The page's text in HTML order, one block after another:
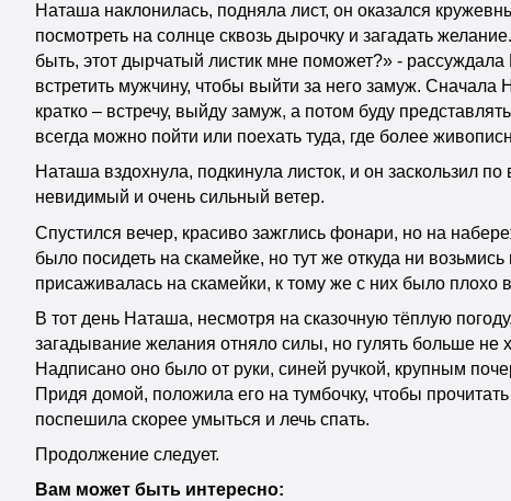
Наташа наклонилась, подняла лист, он оказался
посмотреть на солнце сквозь дырочку и загадать
быть, этот дырчатый листик мне поможет?» -
встретить мужчину, чтобы выйти за него замуж.
кратко – встречу, выйду замуж, а потом буду
всегда можно пойти или поехать туда, где более
Наташа вздохнула, подкинула листок, и он заскользил
невидимый и очень сильный ветер.
Спустился вечер, красиво зажглись фонари, но на
было посидеть на скамейке, но тут же откуда ни
присаживалась на скамейки, к тому же с них было
В тот день Наташа, несмотря на сказочную тёплую
загадывание желания отняло силы, но гулять больше
Надписано оно было от руки, синей ручкой, крупным
Придя домой, положила его на тумбочку, чтобы
поспешила скорее умыться и лечь спать.
Продолжение следует.
Вам может быть интересно: